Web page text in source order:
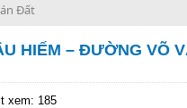
Đất
HIẾM – ĐƯỜNG VÕ
xem: 185